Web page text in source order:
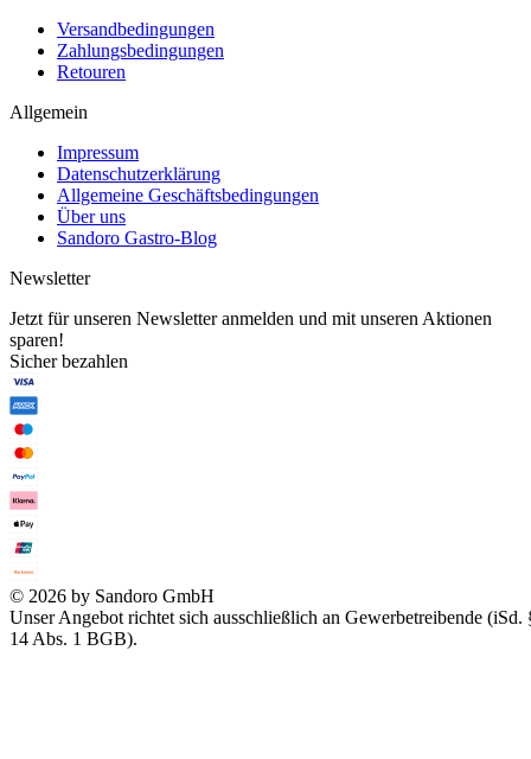
Versandbedingungen
Zahlungsbedingungen
Retouren
Allgemein
Impressum
Datenschutzerklärung
Allgemeine Geschäftsbedingungen
Über uns
Sandoro Gastro-Blog
Newsletter
Jetzt für unseren Newsletter anmelden und mit unseren Aktionen
sparen!
Sicher bezahlen
© 2026 by Sandoro GmbH
Unser Angebot richtet sich ausschließlich an Gewerbetreibende (iSd.
14 Abs. 1 BGB).